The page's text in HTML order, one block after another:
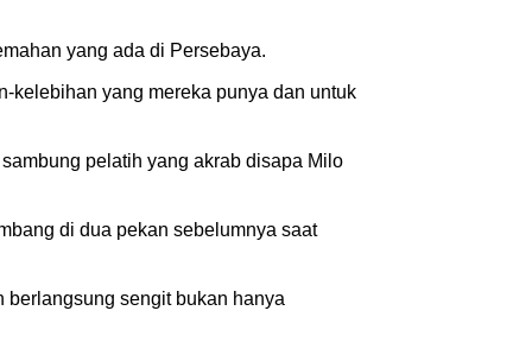
yang ada di Persebaya.
kelebihan yang mereka punya dan untuk
pelatih yang akrab disapa Milo
di dua pekan sebelumnya saat
sengit bukan hanya